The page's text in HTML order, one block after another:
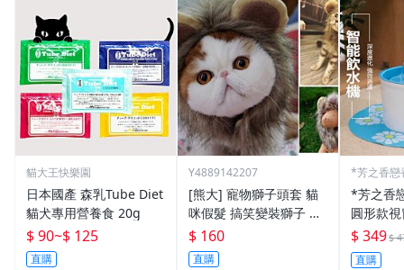
貓大王快樂園
日本國產 森乳Tube Diet
貓犬專用營養食 20g
$ 90~$ 125
直購
Y4889142207
[熊大] 寵物獅子頭套 貓
咪假髮 搞笑變裝獅子 貓
咪變裝飾品 寵物飾品 冬
天保暖 寵物帽子 貓假髮
$ 160
直購
*芳之香戀
*芳之香
圓形款
子~
循環噴
$ 349$
直購